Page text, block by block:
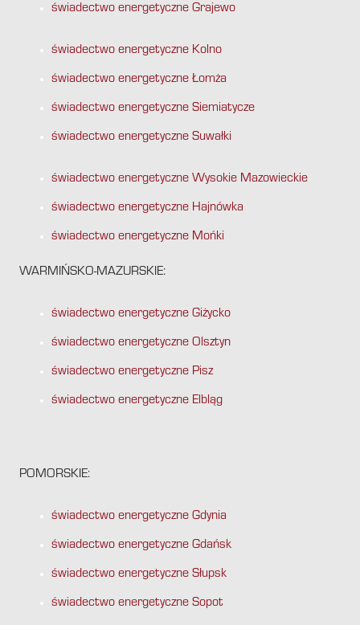
świadectwo energetyczne Grajewo
świadectwo energetyczne Kolno
świadectwo energetyczne Łomża
świadectwo energetyczne Siemiatycze
świadectwo energetyczne Suwałki
świadectwo energetyczne Wysokie Mazowieckie
świadectwo energetyczne Hajnówka
świadectwo energetyczne Mońki
WARMIŃSKO-MAZURSKIE:
świadectwo energetyczne Giżycko
świadectwo energetyczne Olsztyn
świadectwo energetyczne Pisz
świadectwo energetyczne Elbląg
POMORSKIE:
świadectwo energetyczne Gdynia
świadectwo energetyczne Gdańsk
świadectwo energetyczne Słupsk
świadectwo energetyczne Sopot